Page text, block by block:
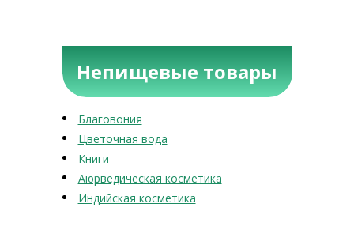
Непищевые товары
Благовония
Цветочная вода
Книги
Аюрведическая косметика
Индийская косметика